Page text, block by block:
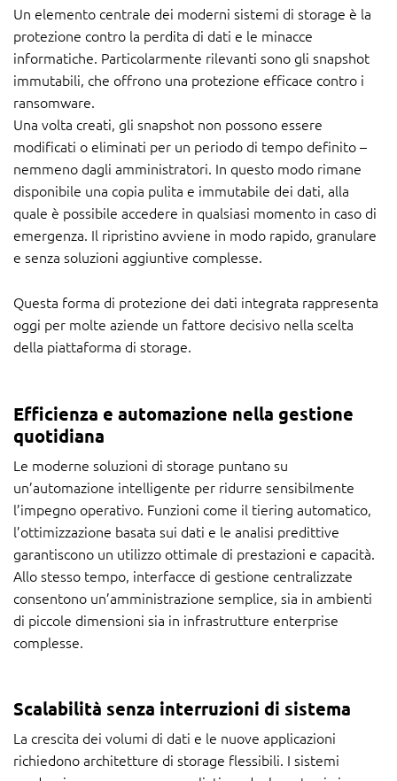
Un elemento centrale dei moderni sistemi di storage è la
protezione contro la perdita di dati e le minacce
informatiche. Particolarmente rilevanti sono gli snapshot
immutabili, che offrono una protezione efficace contro i
ransomware.
Una volta creati, gli snapshot non possono essere
modificati o eliminati per un periodo di tempo definito –
nemmeno dagli amministratori. In questo modo rimane
disponibile una copia pulita e immutabile dei dati, alla
quale è possibile accedere in qualsiasi momento in caso di
emergenza. Il ripristino avviene in modo rapido, granulare
e senza soluzioni aggiuntive complesse.
Questa forma di protezione dei dati integrata rappresenta
oggi per molte aziende un fattore decisivo nella scelta
della piattaforma di storage.
Efficienza e automazione nella gestione
quotidiana
Le moderne soluzioni di storage puntano su
un’automazione intelligente per ridurre sensibilmente
l’impegno operativo. Funzioni come il tiering automatico,
l’ottimizzazione basata sui dati e le analisi predittive
garantiscono un utilizzo ottimale di prestazioni e capacità.
Allo stesso tempo, interfacce di gestione centralizzate
consentono un’amministrazione semplice, sia in ambienti
di piccole dimensioni sia in infrastrutture enterprise
complesse.
Scalabilità senza interruzioni di sistema
La crescita dei volumi di dati e le nuove applicazioni
richiedono architetture di storage flessibili. I sistemi